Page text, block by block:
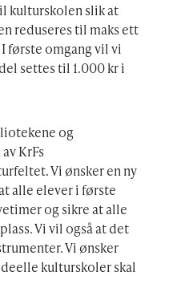
kulturskolen slik at
reduseres til maks ett
første omgang vil vi
settes til 1.000 kr i
og
KrFs
Vi ønsker en ny
alle elever i første
og sikre at alle
Vi vil også at det
Vi ønsker
kulturskoler skal